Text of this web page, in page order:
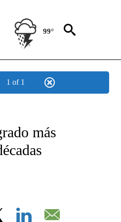
99°
1 of 1
- SPANISH".
más